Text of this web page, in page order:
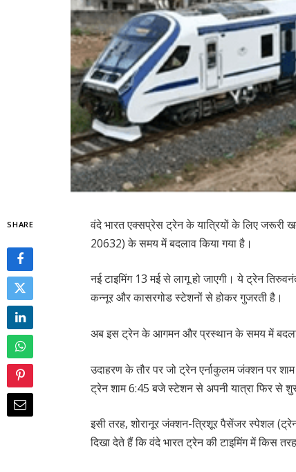
SHARE
वंदे भारत एक्सप्रेस ट्रेन के यात्रियों के लिए
20632) के समय में बदलाव किया गया है।
नई टाइमिंग 13 मई से लागू हो जाएगी। ये ट्रेन
कन्नूर और कासरगोड स्टेशनों से होकर गुजरती है।
अब इस ट्रेन के आगमन और प्रस्थान के समय में
उदाहरण के तौर पर जो ट्रेन एर्नाकुलम जंक्शन पर
ट्रेन शाम 6:45 बजे स्टेशन से अपनी यात्रा फिर से
इसी तरह, शोरानूर जंक्शन-त्रिशूर पैसेंजर स्पेशल
दिखा देते हैं कि वंदे भारत ट्रेन की टाइमिंग में किस